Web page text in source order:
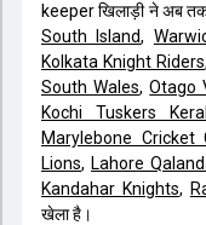
keeper खिलाड़ी ने अब
South Island,
Kolkata Knight Riders,
South Wales,Otago
Kochi Tuskers
Marylebone Cricket
Lions, Lahore
Kandahar Knights,
खेला है।